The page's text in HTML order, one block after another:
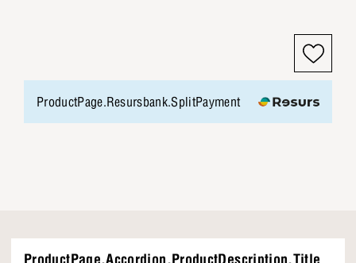
ProductPage.Resursbank.SplitPayment